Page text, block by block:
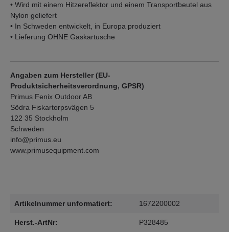
• Wird mit einem Hitzereflektor und einem Transportbeutel aus
Nylon geliefert
• In Schweden entwickelt, in Europa produziert
• Lieferung OHNE Gaskartusche
Angaben zum Hersteller (EU-
Produktsicherheitsverordnung, GPSR)
Primus Fenix Outdoor AB
Södra Fiskartorpsvägen 5
122 35 Stockholm
Schweden
info@primus.eu
www.primusequipment.com
Artikelnummer unformatiert: 1672200002
Herst.-ArtNr: P328485